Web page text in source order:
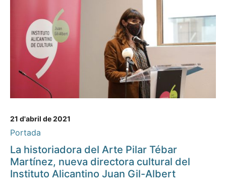
21 d'abril de 2021
Portada
La historiadora del Arte Pilar Tébar
Martínez, nueva directora cultural del
Instituto Alicantino Juan Gil-Albert